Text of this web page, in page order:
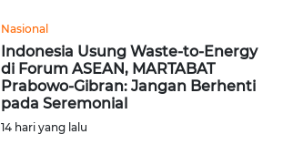
Nasional
Indonesia Usung Waste-to-Energy
di Forum ASEAN, MARTABAT
Prabowo-Gibran: Jangan Berhenti
pada Seremonial
14 hari yang lalu